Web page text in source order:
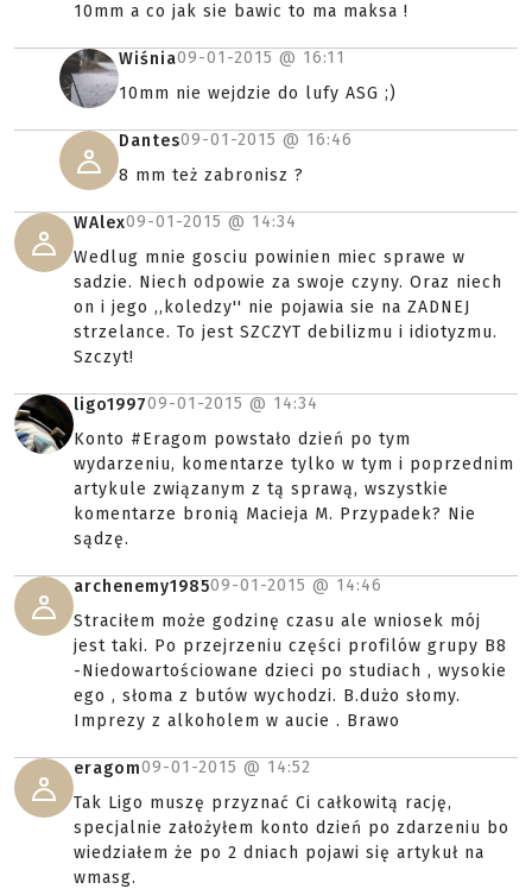
10mm a co jak sie bawic to ma maksa !
Wiśnia09-01-2015 @ 16:11
10mm nie wejdzie do lufy ASG ;)
Dantes09-01-2015 @ 16:46
8 mm też zabronisz ?
WAlex09-01-2015 @ 14:34
Wedlug mnie gosciu powinien miec sprawe w
sadzie. Niech odpowie za swoje czyny. Oraz niech
on i jego ,,koledzy'' nie pojawia sie na ZADNEJ
strzelance. To jest SZCZYT debilizmu i idiotyzmu.
Szczyt!
ligo199709-01-2015 @ 14:34
Konto #Eragom powstało dzień po tym
wydarzeniu, komentarze tylko w tym i poprzednim
artykule związanym z tą sprawą, wszystkie
komentarze bronią Macieja M. Przypadek? Nie
sądzę.
archenemy198509-01-2015 @ 14:46
Straciłem może godzinę czasu ale wniosek mój
jest taki. Po przejrzeniu części profilów grupy B8
-Niedowartościowane dzieci po studiach , wysokie
ego , słoma z butów wychodzi. B.dużo słomy.
Imprezy z alkoholem w aucie . Brawo
eragom09-01-2015 @ 14:52
Tak Ligo muszę przyznać Ci całkowitą rację,
specjalnie założyłem konto dzień po zdarzeniu bo
wiedziałem że po 2 dniach pojawi się artykuł na
wmasg.